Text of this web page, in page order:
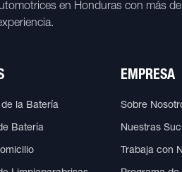
en Honduras con más
la Batería
Batería
EMPRESA
Sobre
Nuestras
Trabaja con